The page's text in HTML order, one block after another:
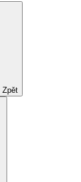
Zpět